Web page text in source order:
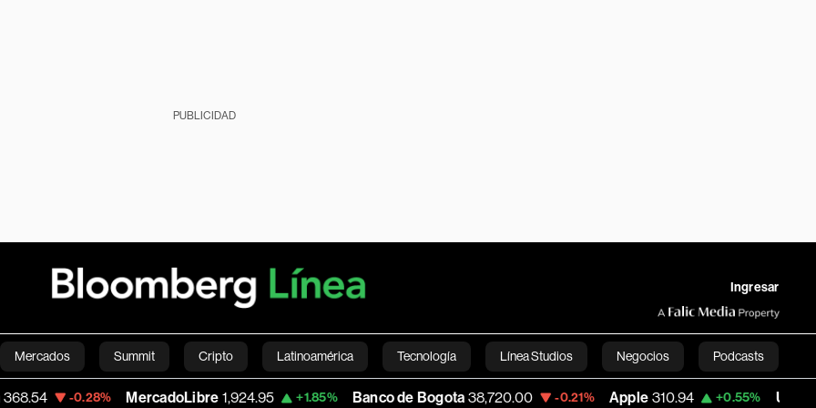
PUBLICIDAD
Ingresar
Mercados Summit Cripto Latinoamérica Tecnología Línea Studios Negocios Podcasts
Economía Estilo de vida Mundo Videos English
MercadoLibre 1,924.95 +1.85% Banco de Bogota 38,720.00 -0.21% Apple 310.94 +0.55% USD COP 3,175.95